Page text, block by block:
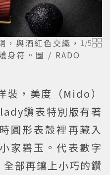
，與酒紅色交織，
身符。圖 / RADO
1 /5
裝，美度（Mido）
鑽表特別版有著
圓形表殼裡再藏入
家碧玉。代表數字
部再鑲上小巧的鑽